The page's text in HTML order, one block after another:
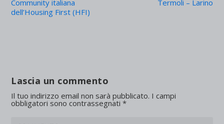
Community italiana
dell’Housing First (HFI)
Termoli – Larino
Lascia un commento
Il tuo indirizzo email non sarà pubblicato. I campi
obbligatori sono contrassegnati*